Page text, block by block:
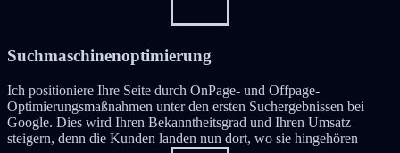
Suchmaschinenoptimierung
Ich positioniere Ihre Seite durch OnPage- und Offpage-
Optimierungsmaßnahmen unter den ersten Suchergebnissen bei
Google. Dies wird Ihren Bekanntheitsgrad und Ihren Umsatz
steigern, denn die Kunden landen nun dort, wo sie hingehören